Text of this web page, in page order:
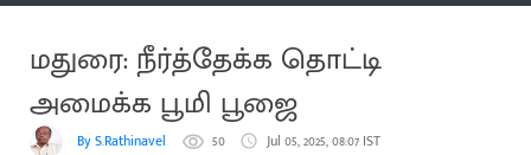
மதுரை: நீர்த்தேக்க தொட்டி
அமைக்க பூமி பூஜை
By S.Rathinavel 50 Jul 05, 2025, 08:07 IST